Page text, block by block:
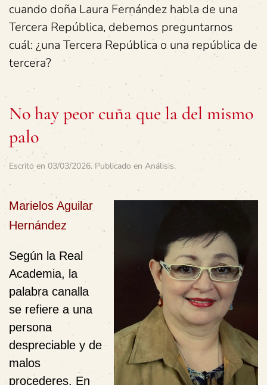
cuando doña Laura Fernández habla de una
Tercera República, debemos preguntarnos
cuál: ¿una Tercera República o una república de
tercera?
No hay peor cuña que la del mismo
palo
Escrito en 03/03/2026. Publicado en Análisis.
Marielos Aguilar
Hernández
Según la Real
Academia, la
palabra canalla
se refiere a una
persona
despreciable y de
malos
procederes. En